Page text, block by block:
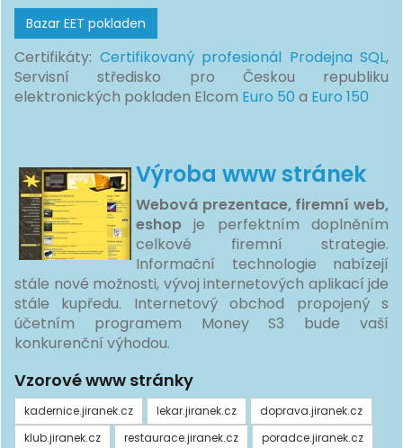
Bazar EET pokladen
Certifikáty: Certifikovaný profesionál Prodejna SQL,
Servisní středisko pro Českou republiku
elektronických pokladen Elcom Euro 50 a Euro 150
Výroba www stránek
Webová prezentace, firemní web,
eshop je perfektním doplněním
celkové firemní strategie.
Informační technologie nabízejí
stále nové možnosti, vývoj internetových aplikací jde
stále kupředu. Internetový obchod propojený s
účetním programem Money S3 bude vaší
konkurenční výhodou.
Vzorové www stránky
kadernice.jiranek.cz lekar.jiranek.cz
doprava.jiranek.cz
klub.jiranek.cz
restaurace.jiranek.cz poradce.jiranek.cz